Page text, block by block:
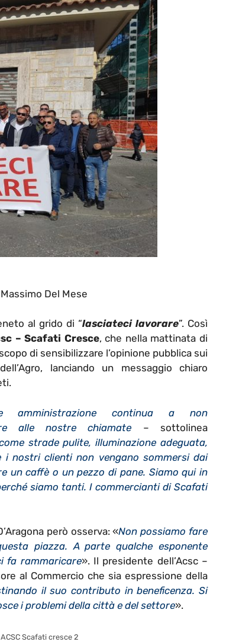
Del Mese
al grido di “lasciateci lavorare”. Così
– Scafati Cresce, che nella mattinata di
di sensibilizzare l’opinione pubblica sui
lanciando un messaggio chiaro
amministrazione continua a non
alle nostre chiamate – sottolinea
strade pulite, illuminazione adeguata,
nostri clienti non vengano sommersi dai
un caffè o un pezzo di pane. Siamo qui in
siamo tanti. I commercianti di Scafati
però osserva: «Non possiamo fare
piazza. A parte qualche esponente
fa rammaricare». Il presidente dell’Acsc –
al Commercio che sia espressione della
il suo contributo in beneficenza. Si
i problemi della città e del settore».
ACSC Scafati cresce 2